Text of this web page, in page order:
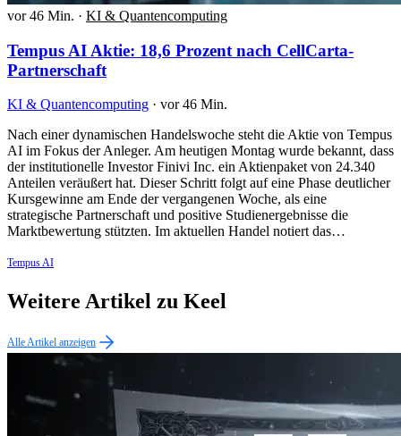
vor 46 Min. · KI & Quantencomputing
Tempus AI Aktie: 18,6 Prozent nach CellCarta-
Partnerschaft
KI & Quantencomputing · vor 46 Min.
Nach einer dynamischen Handelswoche steht die Aktie von Tempus
AI im Fokus der Anleger. Am heutigen Montag wurde bekannt, dass
der institutionelle Investor Finivi Inc. ein Aktienpaket von 24.340
Anteilen veräußert hat. Dieser Schritt folgt auf eine Phase deutlicher
Kursgewinne am Ende der vergangenen Woche, als eine
strategische Partnerschaft und positive Studienergebnisse die
Marktbewertung stützten. Im aktuellen Handel notiert das…
Tempus AI
Weitere Artikel zu Keel
Alle Artikel anzeigen